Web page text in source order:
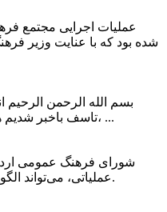
شده بود که با عنایت وزیر
بسم الله الرحمن الرحیم
تاسف باخبر شدیم هنرمند برجسته ایران و فرزند اردبیل، ...
شورای فرهنگ عمومی
عملیاتی، می‌تواند الگویی برای سایر استان‌های کشور باشد.